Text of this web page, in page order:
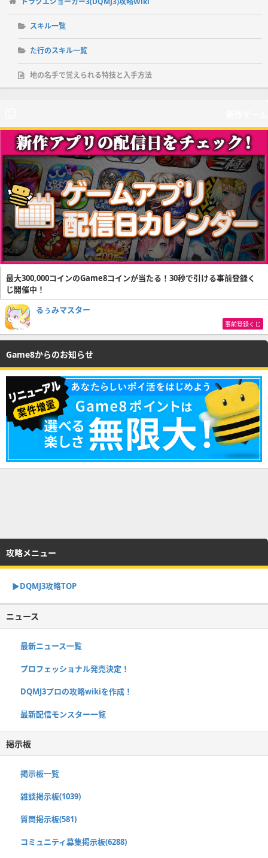
スキル一覧
た行のスキル一覧
地の名手で覚えられる特技と入手方法
最大300,000コインのGame8コインが当たる！30秒で引ける事前登録く
じ開催中！
るぅみマスター
事前登録くじ
Game8からのお知らせ
攻略メニュー
▶︎DQMJ3攻略TOP
ニュース
最新ニュース一覧
プロフェッショナル発売決定！
DQMJ3プロの攻略wikiを作成！
最新配信モンスター一覧
掲示板
掲示板一覧
雑談掲示板(1039)
質問掲示板(581)
コミュニティ募集掲示板(6288)